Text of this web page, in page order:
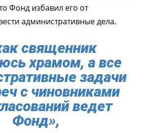
Фонд избавил его от
административные дела.
священник
храмом, а все
задачи
с чиновниками
ведет
Фонд»,